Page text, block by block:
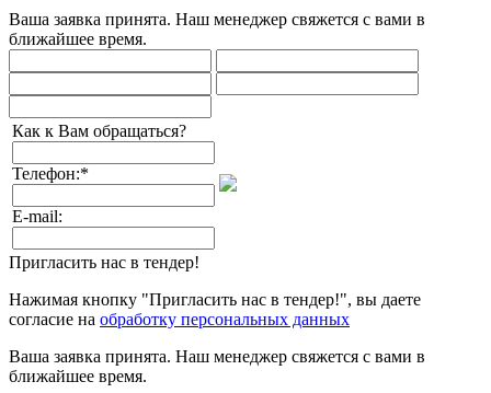
Ваша заявка принята. Наш менеджер свяжется с вами в
ближайшее время.
Как к Вам обращаться?
Телефон:*
E-mail:
Пригласить нас в тендер!
Нажимая кнопку "Пригласить нас в тендер!", вы даете
согласие на обработку персональных данных
Ваша заявка принята. Наш менеджер свяжется с вами в
ближайшее время.